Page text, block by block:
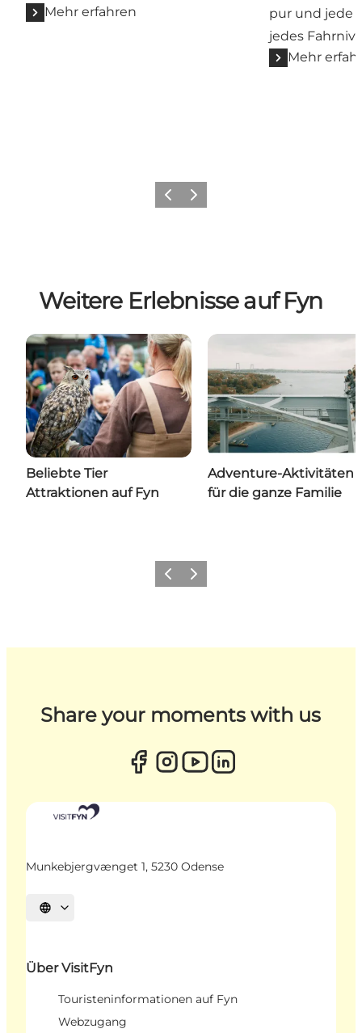
Mehr erfahren
pur und jede
jedes
Mehr
ZurückWeiter
Weitere Erlebnisse auf Fyn
Beliebte Tier
Attraktionen auf Fyn
Adventure-Aktivitäten
für die ganze Familie
ZurückWeiter
Share your moments with us
Munkebjergvænget 1, 5230 Odense
Sprache auswählen
Über VisitFyn
Touristeninformationen auf Fyn
Webzugang